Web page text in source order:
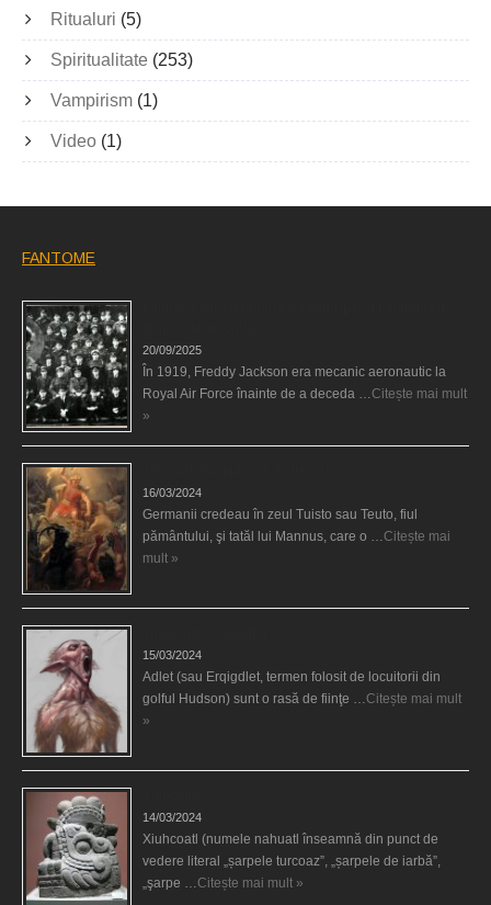
Ritualuri (5)
Spiritualitate (253)
Vampirism (1)
Video (1)
FANTOME
20/09/2025
În 1919, Freddy Jackson era mecanic aeronautic la
Royal Air Force înainte de a deceda …Citește mai mult
»
16/03/2024
Germanii credeau în zeul Tuisto sau Teuto, fiul
pământului, şi tatăl lui Mannus, care o …Citește mai
mult »
15/03/2024
Adlet (sau Erqigdlet, termen folosit de locuitorii din
golful Hudson) sunt o rasă de fiinţe …Citește mai mult
»
14/03/2024
Xiuhcoatl (numele nahuatl înseamnă din punct de
vedere literal „șarpele turcoaz”, „șarpele de iarbă”,
„şarpe …Citește mai mult »